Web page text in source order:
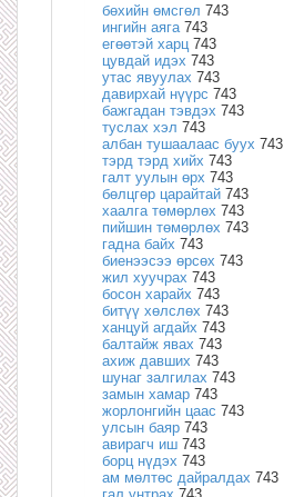
бөхийн өмсгөл 743
ингийн аяга 743
егөөтэй харц 743
цувдай идэх 743
утас явуулах 743
давирхай нүүрс 743
бажгадан тэвдэх 743
туслах хэл 743
албан тушаалаас буух 743
тэрд тэрд хийх 743
галт уулын өрх 743
бөлцгөр царайтай 743
хаалга төмөрлөх 743
пийшин төмөрлөх 743
гадна байх 743
биенээсээ өрсөх 743
жил хуучрах 743
босон харайх 743
битүү хөлслөх 743
ханцуй агдайх 743
балтайж явах 743
ахиж давших 743
шунаг залгилах 743
замын хамар 743
жорлонгийн цаас 743
улсын баяр 743
авирагч иш 743
борц нүдэх 743
ам мөлтөс дайралдах 743